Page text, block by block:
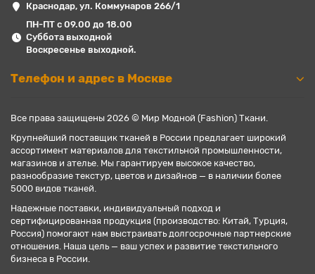
Краснодар, ул. Коммунаров 266/1
ПН-ПТ с 09.00 до 18.00
Суббота выходной
Воскресенье выходной.
Телефон и адрес в Москве
Все права защищены 2026 © Мир Модной (Fashion) Ткани.
Крупнейший поставщик тканей в России предлагает широкий
ассортимент материалов для текстильной промышленности,
магазинов и ателье. Мы гарантируем высокое качество,
разнообразие текстур, цветов и дизайнов — в наличии более
5000 видов тканей.
Надежные поставки, индивидуальный подход и
сертифицированная продукция (производство: Китай, Турция,
Россия) помогают нам выстраивать долгосрочные партнерские
отношения. Наша цель — ваш успех и развитие текстильного
бизнеса в России.